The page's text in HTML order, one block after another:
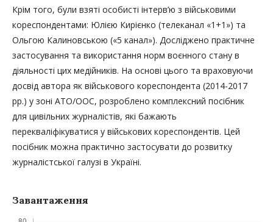
Крім того, були взяті особисті інтерв’ю з військовими
кореспондентами: Юлією Кирієнко (телеканал «1+1») та
Ольгою Калиновською («5 канал»). Досліджено практичне
застосування та використання норм воєнного стану в
діяльності цих медійників. На основі цього та враховуючи
досвід автора як військового кореспондента (2014-2017
рр.) у зоні АТО/ООС, розроблено комплексний посібник
для цивільних журналістів, які бажають
перекваліфікуватися у військових кореспондентів. Цей
посібник можна практично застосувати до розвитку
журналістської галузі в Україні.
Завантаження